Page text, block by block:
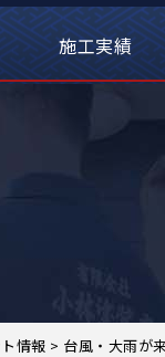
塗料について
カラーシミュレーショ
塗装・屋根塗装の費用
雨漏り修理
施工実績
現場ブログ
お客さまの声
情報 > 台風・大雨が